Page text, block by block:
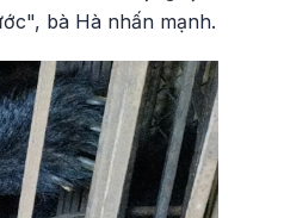
bà Hà nhấn mạnh.